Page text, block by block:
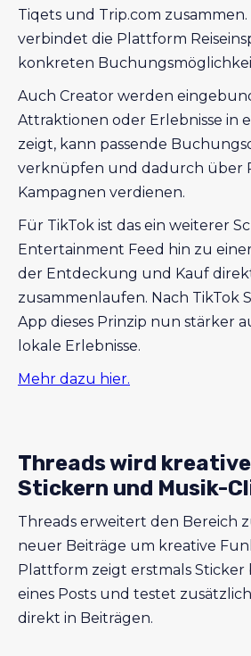
Tiqets und Trip.com
verbindet die Plattform
konkreten
Auch Creator werden
Attraktionen oder Erlebnisse in
zeigt, kann passende
verknüpfen und dadurch über
Kampagnen verdienen.
Für TikTok ist das ein weiterer
Entertainment Feed hin zu
der Entdeckung und Kauf
zusammenlaufen. Nach TikTok
App dieses Prinzip nun stärker
lokale Erlebnisse.
Mehr dazu hier.
Threads wird
Stickern und Musik-
Threads erweitert den Bereich
neuer Beiträge um kreative
Plattform zeigt erstmals Sticker
eines Posts und testet
direkt in Beiträgen.